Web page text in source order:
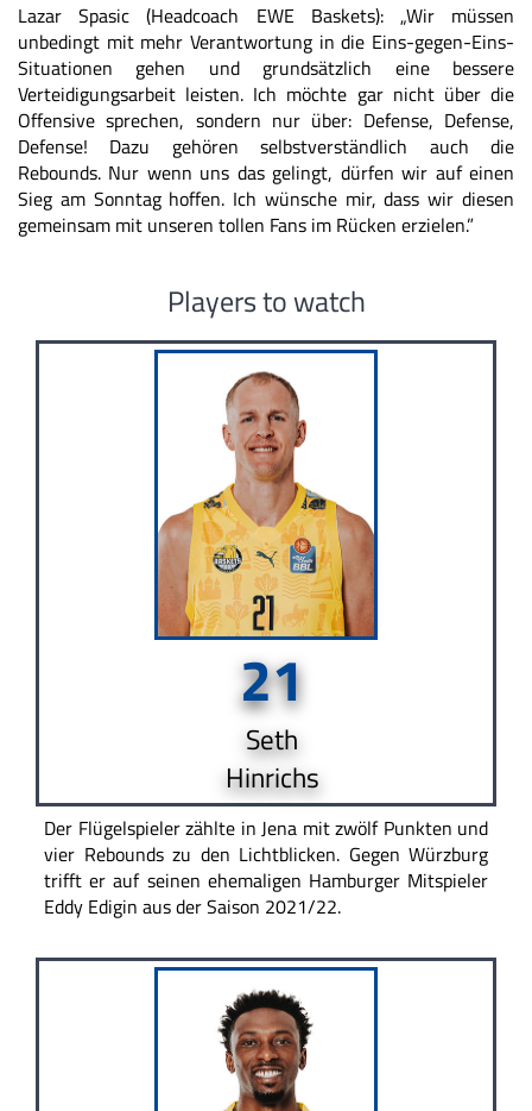
Lazar Spasic (Headcoach EWE Baskets): „Wir müssen
unbedingt mit mehr Verantwortung in die Eins-gegen-Eins-
Situationen gehen und grundsätzlich eine bessere
Verteidigungsarbeit leisten. Ich möchte gar nicht über die
Offensive sprechen, sondern nur über: Defense, Defense,
Defense! Dazu gehören selbstverständlich auch die
Rebounds. Nur wenn uns das gelingt, dürfen wir auf einen
Sieg am Sonntag hoffen. Ich wünsche mir, dass wir diesen
gemeinsam mit unseren tollen Fans im Rücken erzielen.”
Players to watch
21
Seth
Hinrichs
Der Flügelspieler zählte in Jena mit zwölf Punkten und
vier Rebounds zu den Lichtblicken. Gegen Würzburg
trifft er auf seinen ehemaligen Hamburger Mitspieler
Eddy Edigin aus der Saison 2021/22.